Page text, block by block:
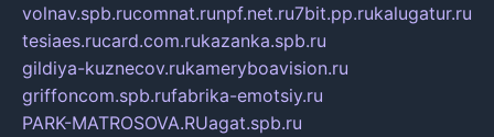
volnav.spb.rucomnat.runpf.net.ru7bit.pp.rukalugatur.ru
tesiaes.rucard.com.rukazanka.spb.ru
gildiya-kuznecov.rukameryboavision.ru
griffoncom.spb.rufabrika-emotsiy.ru
PARK-MATROSOVA.RUagat.spb.ru